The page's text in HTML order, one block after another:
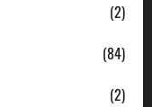
(2)
(84)
(2)